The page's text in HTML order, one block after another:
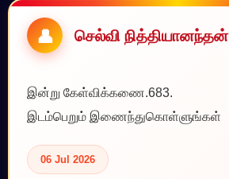
செல்வி நித்தியானந்தன்
இன்று கேள்விக்கணை.683.
இடம்பெறும் இணைந்துகொள்ளுங்கள்
06 Jul 2026